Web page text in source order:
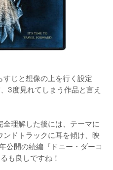
じと想像の上を行く設定
3度見れてしまう作品と言え
理解した後には、テーマに
ドトラックに耳を傾け、映
公開の続編『ドニー・ダーコ
も良しですね！